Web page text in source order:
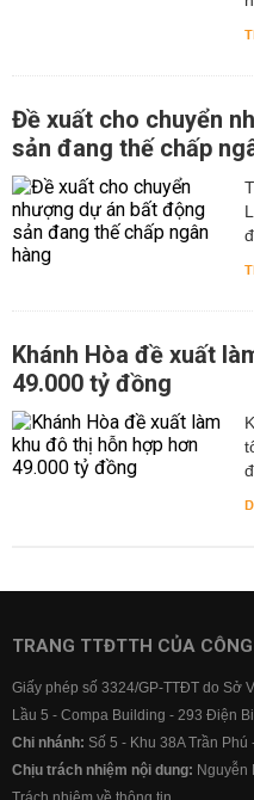
Đề xuất cho chuyển
sản đang thế chấp
Khánh Hòa đề xuất
49.000 tỷ đồng
TRANG TTĐTTH CỦA
Giấy phép số 3324/GP-TTĐT do Sở
Lầu 5 - Compa Building - 293 Điện
Chi nhánh: Số 5 - Khu 38A Trần
Chịu trách nhiệm nội dung: Nguyễn